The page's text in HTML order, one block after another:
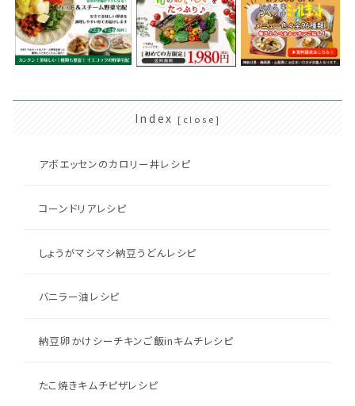
Index
アボエッセンのカロリー丼レシピ
コーンドリアレシピ
しょうがマシマシ納豆うどんレシピ
バニラー油レシピ
納豆卵かけシーチキンご飯inキムチレシピ
たこ焼きキムチピザレシピ